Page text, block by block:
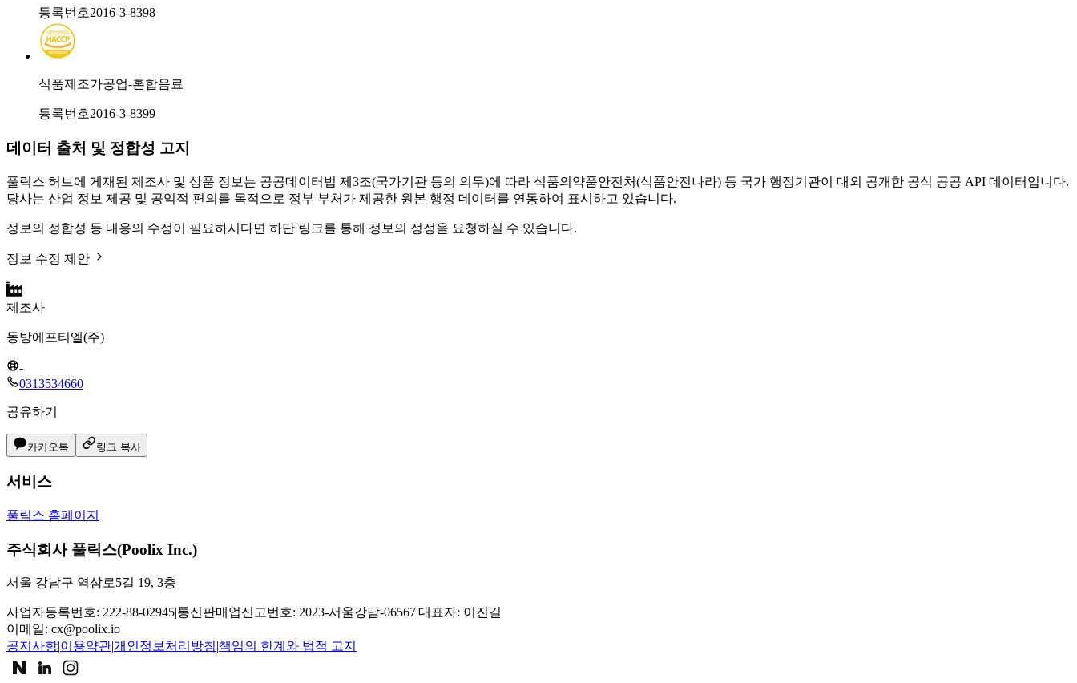
등록번호2016-3-8398
식품제조가공업-혼합음료
등록번호2016-3-8399
데이터 출처 및 정합성 고지
풀릭스 허브에 게재된 제조사 및 상품 정보는 공공데이터법 제3조(국가기관 등의 의무)에 따라 식품의약품안전처(식품안전나라) 등 국가 행정기관이 대외 공개한 공식 공공 API 데이터입니다.
당사는 산업 정보 제공 및 공익적 편의를 목적으로 정부 부처가 제공한 원본 행정 데이터를 연동하여 표시하고 있습니다.
정보의 정합성 등 내용의 수정이 필요하시다면 하단 링크를 통해 정보의 정정을 요청하실 수 있습니다.
정보 수정 제안
제조사
동방에프티엘(주)
-
0313534660
공유하기
카카오톡 링크 복사
서비스
풀릭스 홈페이지
주식회사 풀릭스(Poolix Inc.)
서울 강남구 역삼로5길 19, 3층
사업자등록번호: 222-88-02945|통신판매업신고번호: 2023-서울강남-06567|대표자: 이진길
이메일: cx@poolix.io
공지사항|이용약관|개인정보처리방침|책임의 한계와 법적 고지